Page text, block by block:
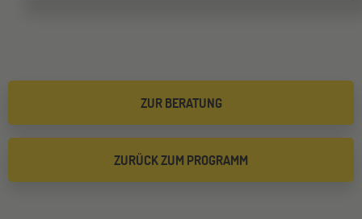
ZUR BERATUNG
ZURÜCK ZUM PROGRAMM